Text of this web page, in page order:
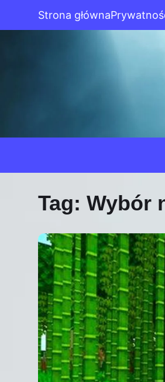
Strona główna
Tag: Wybór